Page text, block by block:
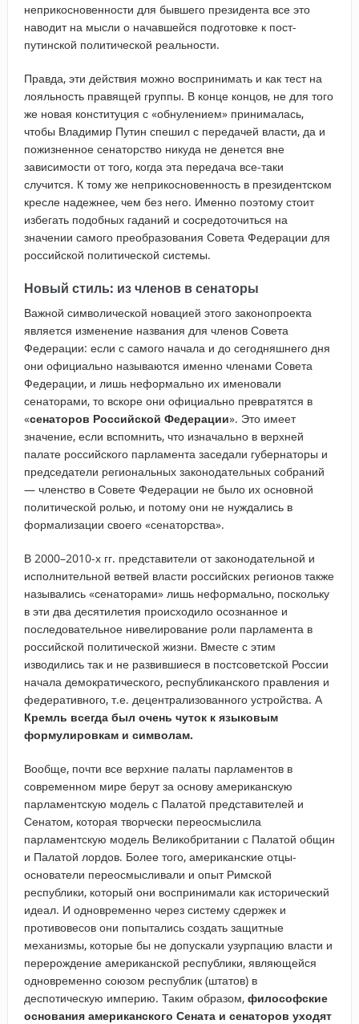
неприкосновенности для бывшего президента все это
наводит на мысли о начавшейся подготовке к пост-
путинской политической реальности.
Правда, эти действия можно воспринимать и как тест на
лояльность правящей группы. В конце концов, не для того
же новая конституция с «обнулением» принималась,
чтобы Владимир Путин спешил с передачей власти, да и
пожизненное сенаторство никуда не денется вне
зависимости от того, когда эта передача все-таки
случится. К тому же неприкосновенность в президентском
кресле надежнее, чем без него. Именно поэтому стоит
избегать подобных гаданий и сосредоточиться на
значении самого преобразования Совета Федерации для
российской политической системы.
Новый стиль: из членов в сенаторы
Важной символической новацией этого законопроекта
является изменение названия для членов Совета
Федерации: если с самого начала и до сегодняшнего дня
они официально называются именно членами Совета
Федерации, и лишь неформально их именовали
сенаторами, то вскоре они официально превратятся в
«сенаторов Российской Федерации». Это имеет
значение, если вспомнить, что изначально в верхней
палате российского парламента заседали губернаторы и
председатели региональных законодательных собраний
— членство в Совете Федерации не было их основной
политической ролью, и потому они не нуждались в
формализации своего «сенаторства».
В 2000–2010-х гг. представители от законодательной и
исполнительной ветвей власти российских регионов также
назывались «сенаторами» лишь неформально, поскольку
в эти два десятилетия происходило осознанное и
последовательное нивелирование роли парламента в
российской политической жизни. Вместе с этим
изводились так и не развившиеся в постсоветской России
начала демократического, республиканского правления и
федеративного, т.е. децентрализованного устройства. А
Кремль всегда был очень чуток к языковым
формулировкам и символам.
Вообще, почти все верхние палаты парламентов в
современном мире берут за основу американскую
парламентскую модель с Палатой представителей и
Сенатом, которая творчески переосмыслила
парламентскую модель Великобритании с Палатой общин
и Палатой лордов. Более того, американские отцы-
основатели переосмысливали и опыт Римской
республики, который они воспринимали как исторический
идеал. И одновременно через систему сдержек и
противовесов они попытались создать защитные
механизмы, которые бы не допускали узурпацию власти и
перерождение американской республики, являющейся
одновременно союзом республик (штатов) в
деспотическую империю. Таким образом, философские
основания американского Сената и сенаторов уходят